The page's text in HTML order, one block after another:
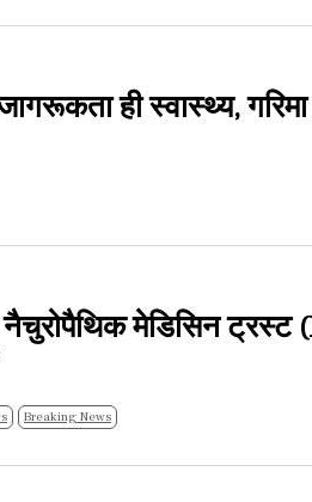
ही स्वास्थ्य,
मेडिसिन ट्रस्ट
Breaking News